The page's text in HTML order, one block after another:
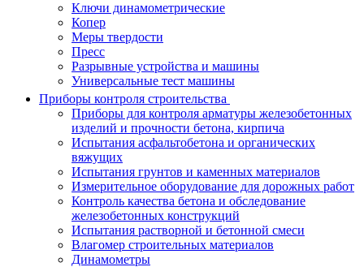
Ключи динамометрические
Копер
Меры твердости
Пресс
Разрывные устройства и машины
Универсальные тест машины
Приборы контроля строительства
Приборы для контроля арматуры железобетонных
изделий и прочности бетона, кирпича
Испытания асфальтобетона и органических
вяжущих
Испытания грунтов и каменных материалов
Измерительное оборудование для дорожных работ
Контроль качества бетона и обследование
железобетонных конструкций
Испытания растворной и бетонной смеси
Влагомер строительных материалов
Динамометры